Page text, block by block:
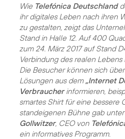
Wie Telefónica Deutschland
ihr digitales Leben nach ihren
zu gestalten, zeigt das
Stand in Halle 12. Auf 400
zum 24. März 2017 auf Stand
Verbindung des realen
Die Besucher können sich
Lösungen aus dem „Internet
Verbraucherinformieren,
smartes Shirt für eine bessere
standeigenen Bühne gab
Gollwitzer, CEO von
ein informatives Programm.